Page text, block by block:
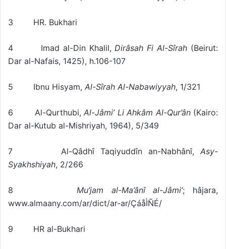
3 HR. Bukhari
4 Imad al-Din Khalil,Dirâsah Fi Al-Sîrah (Beirut:
Dar al-Nafais, 1425), h.106-107
5 Ibnu Hisyam, Al-Sîrah Al-Nabawiyyah, 1/321
6 Al-Qurthubi,Al-Jâmi’ Li Ahkâm Al-Qur’ân(Kairo:
Dar al-Kutub al-Mishriyah, 1964), 5/349
7 Al-Qâdhî Taqiyuddîn an-Nabhânî, Asy-
Syakhshiyah, 2/266
8 Mu’jam al-Ma’ânî al-Jâmi’; hâjara,
www.almaany.com/ar/dict/ar-ar/ÇáåÌÑÉ/
9 HR al-Bukhari